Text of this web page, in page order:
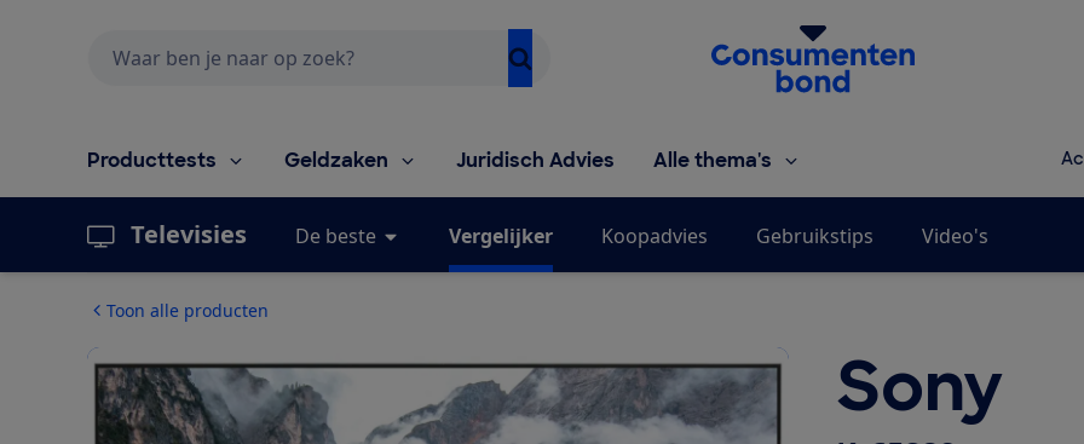
Homepage van de Consumentenbond
Producttests Geldzaken Juridisch Advies Alle thema's
Televisies De beste Vergelijker Koopadvies Gebruikstips Video's
Toon alle producten
Sony